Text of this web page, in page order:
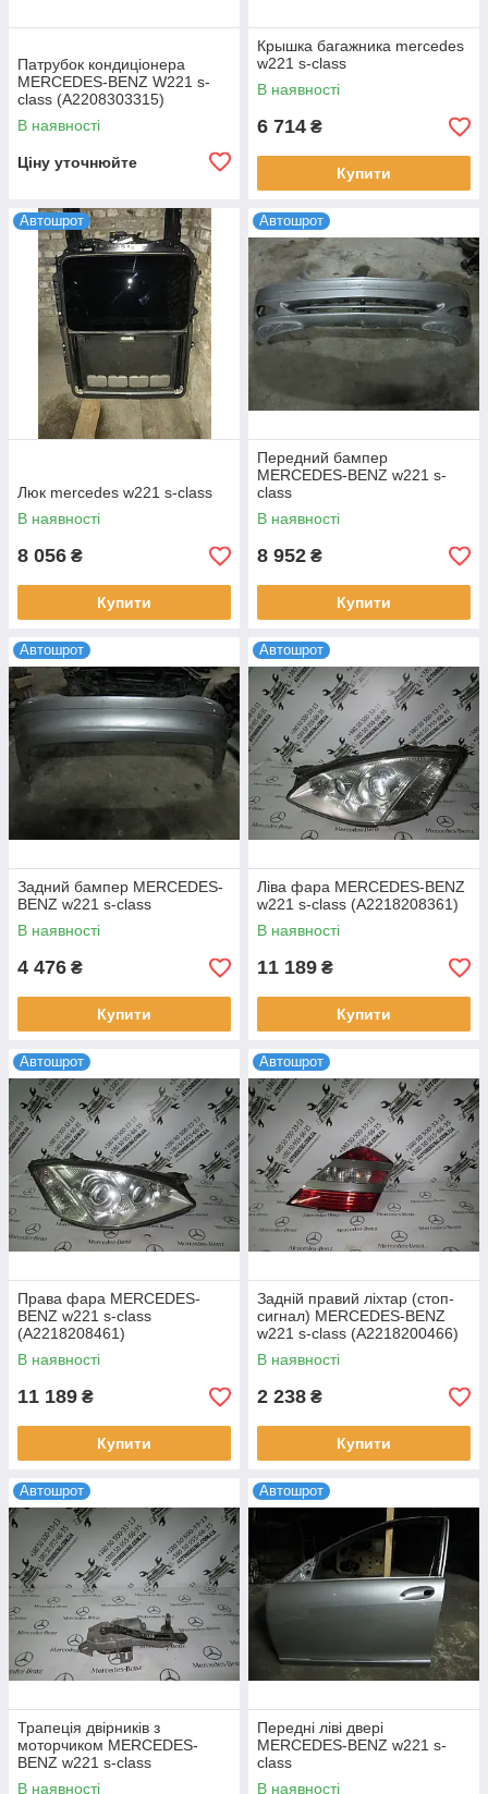
Патрубок кондиціонера
MERCEDES-BENZ W221 s-
class (A2208303315)
В наявності
Ціну уточнюйте
Крышка багажника mercedes
w221 s-class
В наявності
6 714 ₴
Купити
Автошрот
Люк mercedes w221 s-class
В наявності
8 056 ₴
Купити
Автошрот
Передний бампер
MERCEDES-BENZ w221 s-
class
В наявності
8 952 ₴
Купити
Автошрот
Задний бампер MERCEDES-
BENZ w221 s-class
В наявності
4 476 ₴
Купити
Автошрот
Ліва фара MERCEDES-BENZ
w221 s-class (A2218208361)
В наявності
11 189 ₴
Купити
Автошрот
Права фара MERCEDES-
BENZ w221 s-class
(A2218208461)
В наявності
11 189 ₴
Купити
Автошрот
Задній правий ліхтар (стоп-
сигнал) MERCEDES-BENZ
w221 s-class (A2218200466)
В наявності
2 238 ₴
Купити
Автошрот
Трапеція двірників з
моторчиком MERCEDES-
BENZ w221 s-class
(A2218201942)
В наявності
Автошрот
Передні ліві двері
MERCEDES-BENZ w221 s-
class
В наявності